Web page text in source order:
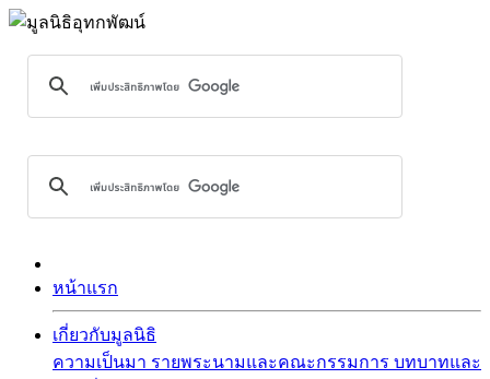
หน้าแรก
เกี่ยวกับมูลนิธิ
ความเป็นมา รายพระนามและคณะกรรมการ บทบาทและ